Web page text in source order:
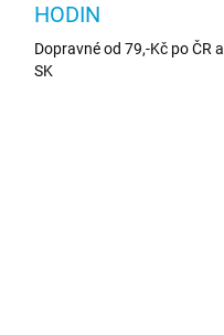
HODIN
Dopravné od 79,-Kč po ČR a
SK